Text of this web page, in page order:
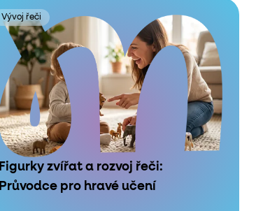
Vývoj řeči
Figurky zvířat a rozvoj řeči:
Průvodce pro hravé učení